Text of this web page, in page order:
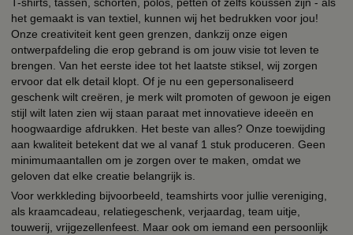
het gemaakt is van textiel, kunnen wij het bedrukken voor jou!
Onze creativiteit kent geen grenzen, dankzij onze eigen
ontwerpafdeling die erop gebrand is om jouw visie tot leven te
brengen. Van het eerste idee tot het laatste stiksel, wij zorgen
ervoor dat elk detail klopt. Of je nu een gepersonaliseerd
geschenk wilt creëren, je merk wilt promoten of gewoon je eigen
stijl wilt laten zien wij staan paraat met innovatieve ideeën en
hoogwaardige afdrukken. Het beste van alles? Onze toewijding
aan kwaliteit betekent dat we al vanaf 1 stuk produceren. Geen
minimumaantallen om je zorgen over te maken, omdat we
geloven dat elke creatie belangrijk is.
Voor werkkleding bijvoorbeeld, teamshirts voor jullie vereniging,
als kraamcadeau, relatiegeschenk, verjaardag, team uitje,
touwerij, vrijgezellenfeest. Maar ook om iemand een persoonlijk